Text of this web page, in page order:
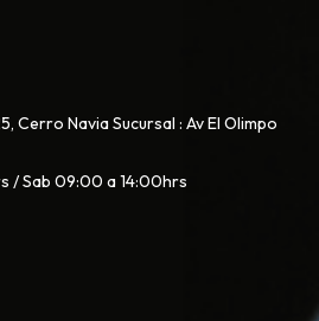
Cerro Navia Sucursal : Av El Olimpo
/ Sab 09:00 a 14:00hrs